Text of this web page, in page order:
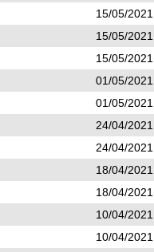
15/05/
15/05/
15/05/
01/05/
01/05/
24/04/
24/04/
18/04/
18/04/
10/04/
10/04/